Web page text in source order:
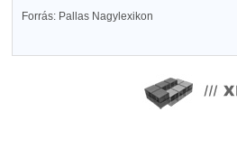
Forrás: Pallas Nagylexikon